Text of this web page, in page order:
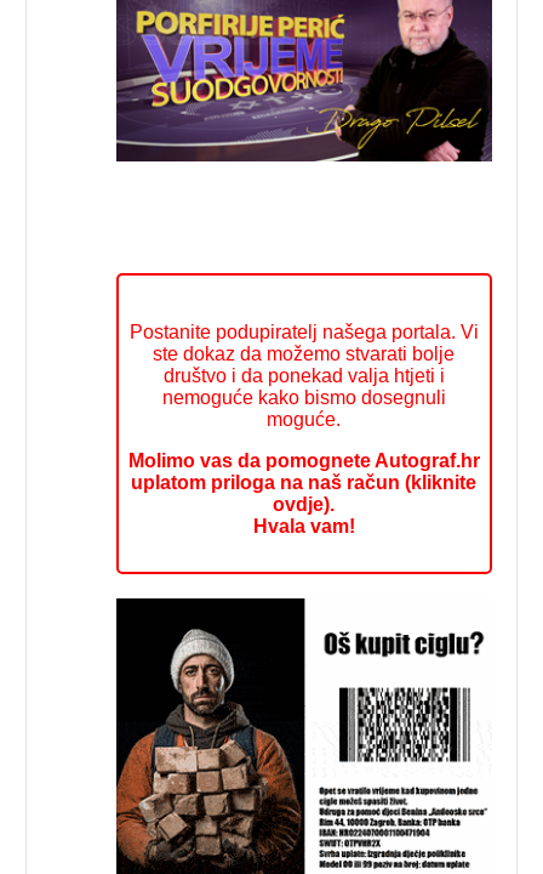
Postanite podupiratelj našega portala. Vi
ste dokaz da možemo stvarati bolje
društvo i da ponekad valja htjeti i
nemoguće kako bismo dosegnuli
moguće.
Molimo vas da pomognete Autograf.hr
uplatom priloga na naš račun (kliknite
ovdje).
Hvala vam!